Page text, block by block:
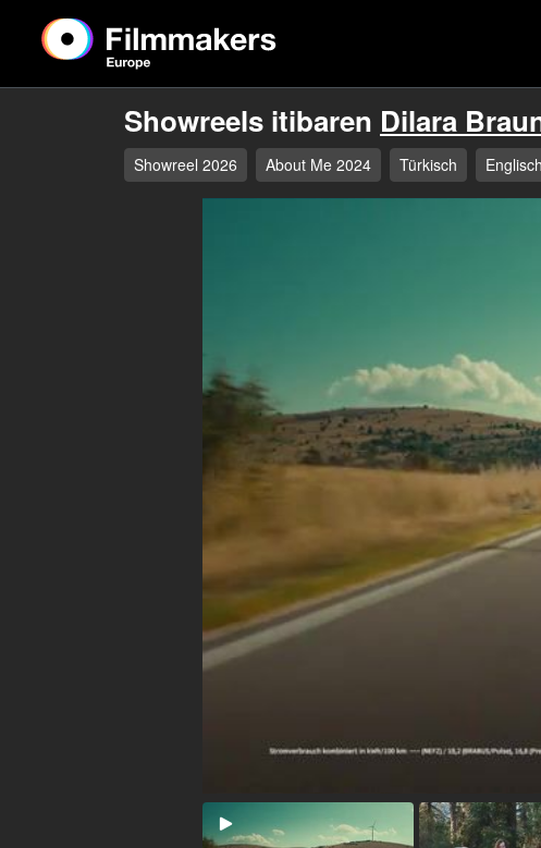
Showreels itibaren Dilara
Showreel 2026 About Me 2024 Türkisch Englisch